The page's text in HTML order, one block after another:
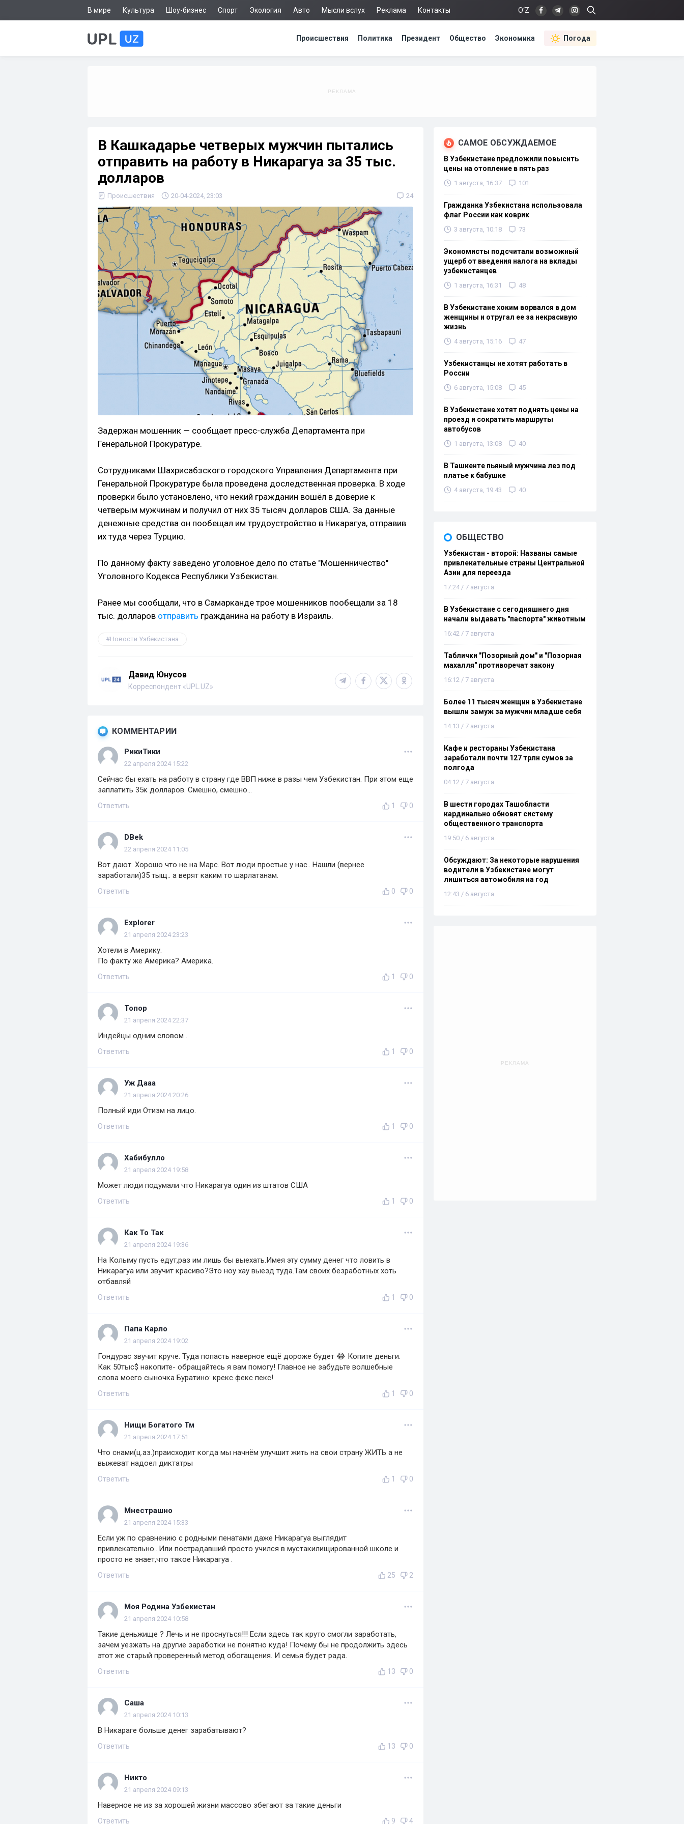
В мире Культура Шоу-бизнес Спорт Экология Авто Мысли вслух Реклама Контакты O‘Z
Происшествия Политика Президент Общество Экономика Погода
В Кашкадарье четверых мужчин пытались
отправить на работу в Никарагуа за 35 тыс.
долларов
Происшествия 20-04-2024, 23:03 24
Задержан мошенник — сообщает пресс-служба Департамента при
Генеральной Прокуратуре.
Сотрудниками Шахрисабзского городского Управления Департамента при
Генеральной Прокуратуре была проведена доследственная проверка. В ходе
проверки было установлено, что некий гражданин вошёл в доверие к
четверым мужчинам и получил от них 35 тысяч долларов США. За данные
денежные средства он пообещал им трудоустройство в Никарагуа, отправив
их туда через Турцию.
По данному факту заведено уголовное дело по статье "Мошенничество"
Уголовного Кодекса Республики Узбекистан.
Ранее мы сообщали, что в Самарканде трое мошенников пообещали за 18
тыс. долларов отправить гражданина на работу в Израиль.
Новости Узбекистана
Давид Юнусов
Корреспондент «UPL.UZ»
КОММЕНТАРИИ
РикиТики
22 апреля 2024 15:22
Сейчас бы ехать на работу в страну где ВВП ниже в разы чем Узбекистан. При этом еще
заплатить 35к долларов. Смешно, смешно...
Ответить 1 0
DBek
22 апреля 2024 11:05
Вот дают. Хорошо что не на Марс. Вот люди простые у нас.. Нашли (вернее
заработали)35 тыщ.. а верят каким то шарлатанам.
Ответить 0 0
Explorer
21 апреля 2024 23:23
Хотели в Америку.
По факту же Америка? Америка.
Ответить 1 0
Топор
21 апреля 2024 22:37
Индейцы одним словом .
Ответить 1 0
Уж Дааа
21 апреля 2024 20:26
Полный иди Отизм на лицо.
Ответить 1 0
Хабибулло
21 апреля 2024 19:58
Может люди подумали что Никарагуа один из штатов США
Ответить 1 0
Как То Так
21 апреля 2024 19:36
На Колыму пусть едут,раз им лишь бы выехать.Имея эту сумму денег что ловить в
Никарагуа или звучит красиво?Это ноу хау выезд туда.Там своих безработных хоть
отбавляй
Ответить 1 0
Папа Карло
21 апреля 2024 19:02
Гондурас звучит круче. Туда попасть наверное ещё дороже будет 😂 Копите деньги.
Как 50тыс$ накопите- обращайтесь я вам помогу! Главное не забудьте волшебные
слова моего сыночка Буратино: крекс фекс пекс!
Ответить 1 0
Нищи Богатого Тм
21 апреля 2024 17:51
Что снами(ц.аз.)праисходит когда мы начнём улучшит жить на свои страну ЖИТЬ а не
выжеват надоел диктатры
Ответить 1 0
Мнестрашно
21 апреля 2024 15:33
Если уж по сравнению с родными пенатами даже Никарагуа выглядит
привлекательно...Или пострадавший просто учился в мустакилищированной школе и
просто не знает,что такое Никарагуа .
Ответить 25 2
Моя Родина Узбекистан
21 апреля 2024 10:58
Такие деньжище ? Лечь и не проснуться!!! Если здесь так круто смогли заработать,
зачем уезжать на другие заработки не понятно куда! Почему бы не продолжить здесь
этот же старый проверенный метод обогащения. И семья будет рада.
Ответить 13 0
Саша
21 апреля 2024 10:13
В Никараге больше денег зарабатывают?
Ответить 13 0
Никто
21 апреля 2024 09:13
Наверное не из за хорошей жизни массово збегают за такие деньги
Ответить 9 4
САМОЕ ОБСУЖДАЕМОЕ
В Узбекистане предложили повысить
цены на отопление в пять раз
1 августа, 16:37 101
Гражданка Узбекистана использовала
флаг России как коврик
3 августа, 10:18 73
Экономисты подсчитали возможный
ущерб от введения налога на вклады
узбекистанцев
1 августа, 16:31 48
В Узбекистане хоким ворвался в дом
женщины и отругал ее за некрасивую
жизнь
4 августа, 15:16 47
Узбекистанцы не хотят работать в
России
6 августа, 15:08 45
В Узбекистане хотят поднять цены на
проезд и сократить маршруты
автобусов
1 августа, 13:08 40
В Ташкенте пьяный мужчина лез под
платье к бабушке
4 августа, 19:43 40
ОБЩЕСТВО
Узбекистан - второй: Названы самые
привлекательные страны Центральной
Азии для переезда
17:24 / 7 августа
В Узбекистане с сегодняшнего дня
начали выдавать "паспорта" животным
16:42 / 7 августа
Таблички "Позорный дом" и "Позорная
махалля" противоречат закону
16:12 / 7 августа
Более 11 тысяч женщин в Узбекистане
вышли замуж за мужчин младше себя
14:13 / 7 августа
Кафе и рестораны Узбекистана
заработали почти 127 трлн сумов за
полгода
04:12 / 7 августа
В шести городах Ташобласти
кардинально обновят систему
общественного транспорта
19:50 / 6 августа
Обсуждают: За некоторые нарушения
водители в Узбекистане могут
лишиться автомобиля на год
12:43 / 6 августа